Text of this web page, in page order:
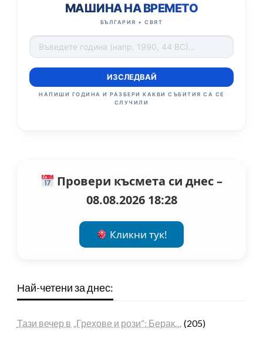
МАШИНА НА ВРЕМЕТО
БЪЛГАРИЯ + СВЯТ
ИЗСЛЕДВАЙ
НАПИШИ ГОДИНА И РАЗБЕРИ КАКВИ СЪБИТИЯ СА СЕ
СЛУЧИЛИ
Провери късмета си днес –
08.08.2026 18:28
Кликни тук!
Най-четени за днес:
Тази вечер в „Грехове и рози“: Берак… (205)